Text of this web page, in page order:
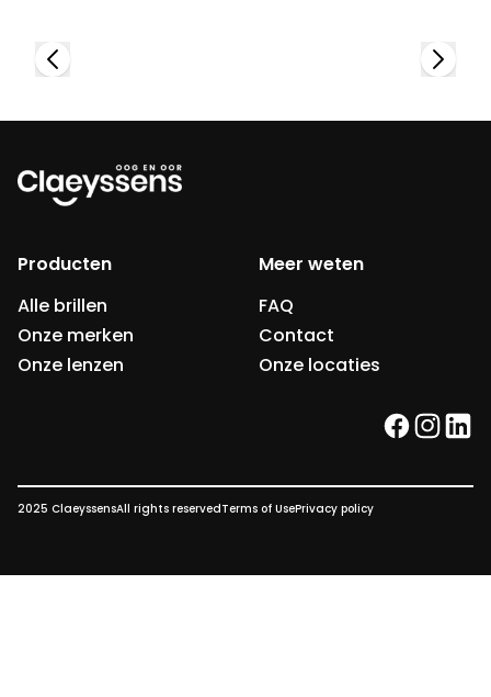
Producten
Alle brillen
Onze merken
Onze lenzen
Meer weten
FAQ
Contact
Onze locaties
facebook
2025 ClaeyssensAll rights reservedTerms of UsePrivacy policy